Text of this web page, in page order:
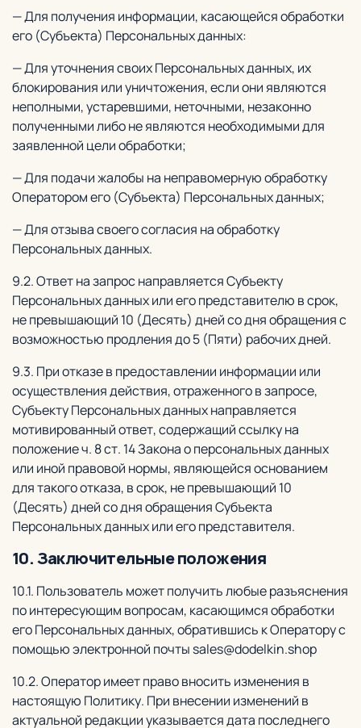
— Для получения информации, касающейся обработки
его (Субъекта) Персональных данных:
— Для уточнения своих Персональных данных, их
блокирования или уничтожения, если они являются
неполными, устаревшими, неточными, незаконно
полученными либо не являются необходимыми для
заявленной цели обработки;
— Для подачи жалобы на неправомерную обработку
Оператором его (Субъекта) Персональных данных;
— Для отзыва своего согласия на обработку
Персональных данных.
9.2. Ответ на запрос направляется Субъекту
Персональных данных или его представителю в срок,
не превышающий 10 (Десять) дней со дня обращения с
возможностью продления до 5 (Пяти) рабочих дней.
9.3. При отказе в предоставлении информации или
осуществления действия, отраженного в запросе,
Субъекту Персональных данных направляется
мотивированный ответ, содержащий ссылку на
положение ч. 8 ст. 14 Закона о персональных данных
или иной правовой нормы, являющейся основанием
для такого отказа, в срок, не превышающий 10
(Десять) дней со дня обращения Субъекта
Персональных данных или его представителя.
10. Заключительные положения
10.1. Пользователь может получить любые разъяснения
по интересующим вопросам, касающимся обработки
его Персональных данных, обратившись к Оператору с
помощью электронной почты sales@dodelkin.shop
10.2. Оператор имеет право вносить изменения в
настоящую Политику. При внесении изменений в
актуальной редакции указывается дата последнего